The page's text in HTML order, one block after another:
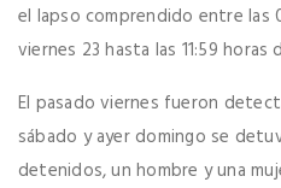
el lapso comprendido entre las
viernes 23 hasta las 11:59
El pasado viernes fueron
sábado y ayer domingo se
detenidos, un hombre y una